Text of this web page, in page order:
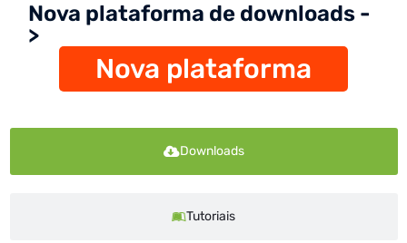
Nova plataforma de downloads -
>
Nova plataforma
Downloads
Tutoriais